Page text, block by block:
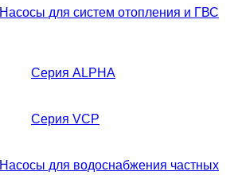
Насосы для систем отопления и ГВС
Серия ALPHA
Серия VCP
Насосы для водоснабжения частных